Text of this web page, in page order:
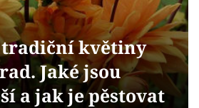
květiny
Jaké jsou
a jak je pěstovat